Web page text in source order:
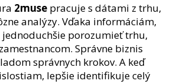
2muse pracuje s dátami z trhu,
analýzy. Vďaka informáciám,
jednoduchšie porozumieť trhu,
Správne biznis
správnych krokov. A keď
lepšie identifikuje celý